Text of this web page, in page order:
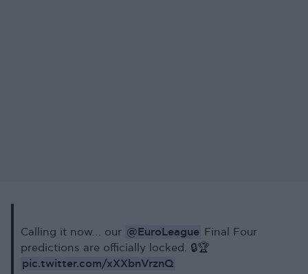
Calling it now… our @EuroLeague Final Four
predictions are officially locked. 🔒🏆
pic.twitter.com/xXXbnVrznQ